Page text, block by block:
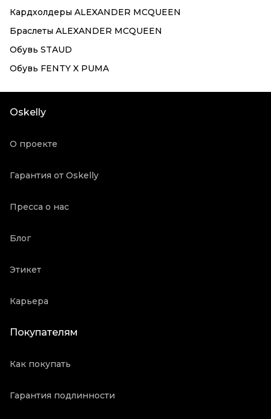
Кардхолдеры ALEXANDER MCQUEEN
Браслеты ALEXANDER MCQUEEN
Обувь STAUD
Обувь FENTY X PUMA
Oskelly
О проекте
Гарантия от Oskelly
Пресса о нас
Блог
Этикет
Карьера
Покупателям
Как покупать
Гарантия подлинности